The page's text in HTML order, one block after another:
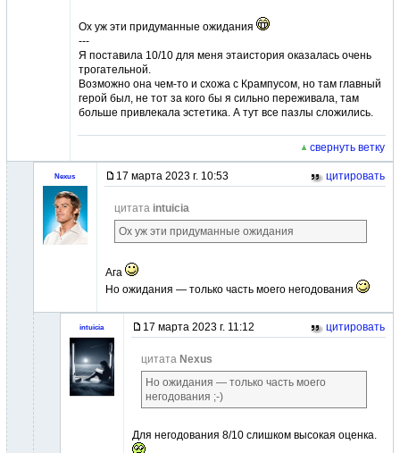
Ох уж эти придуманные ожидания
---
Я поставила 10/10 для меня этаистория оказалась очень
трогательной.
Возможно она чем-то и схожа с Крампусом, но там главный
герой был, не тот за кого бы я сильно переживала, там
больше привлекала эстетика. А тут все пазлы сложились.
свернуть ветку
Nexus 17 марта 2023 г. 10:53 цитировать
цитата intuicia
Ох уж эти придуманные ожидания
Ага
Но ожидания — только часть моего негодования
intuicia 17 марта 2023 г. 11:12 цитировать
цитата Nexus
Но ожидания — только часть моего
негодования ;-)
Для негодования 8/10 слишком высокая оценка.